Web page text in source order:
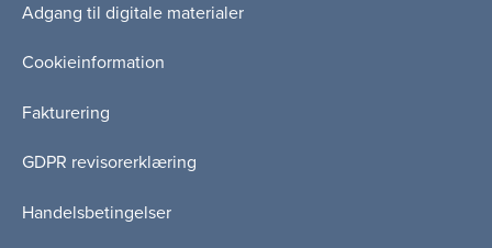
Adgang til digitale materialer
Cookieinformation
Fakturering
GDPR revisorerklæring
Handelsbetingelser